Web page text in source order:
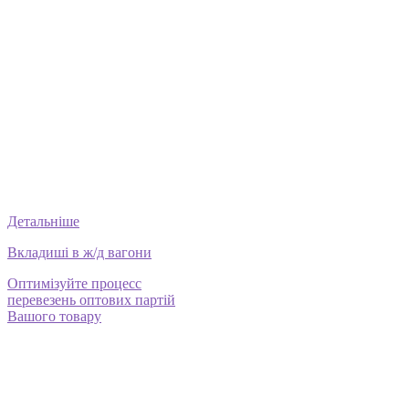
Детальніше
Вкладиші в ж/д вагони
Оптимізуйте процесс
перевезень оптових партій
Вашого товару